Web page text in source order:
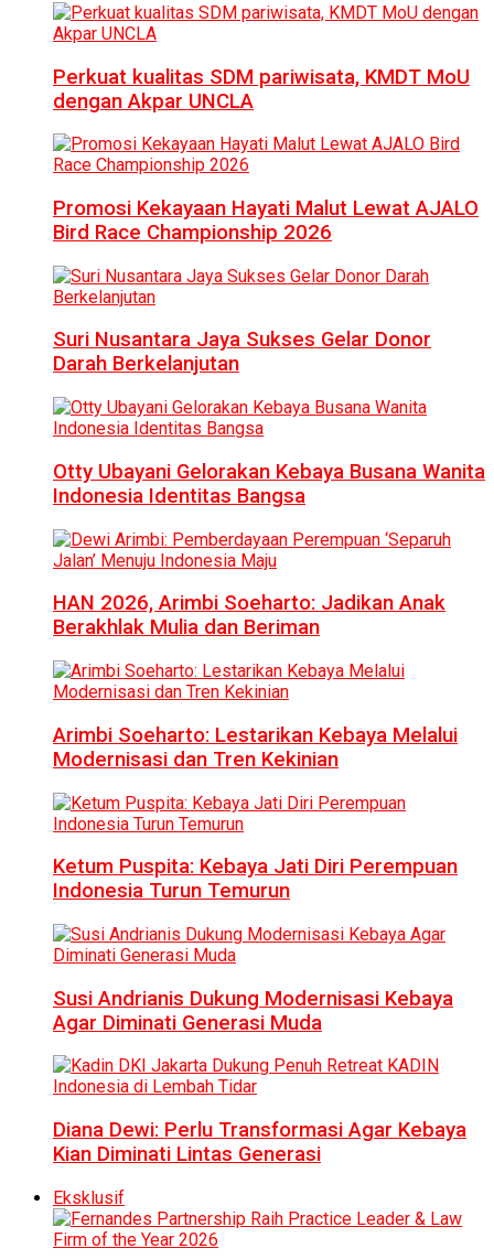
Perkuat kualitas SDM pariwisata, KMDT MoU
dengan Akpar UNCLA
Promosi Kekayaan Hayati Malut Lewat AJALO
Bird Race Championship 2026
Suri Nusantara Jaya Sukses Gelar Donor
Darah Berkelanjutan
Otty Ubayani Gelorakan Kebaya Busana Wanita
Indonesia Identitas Bangsa
HAN 2026, Arimbi Soeharto: Jadikan Anak
Berakhlak Mulia dan Beriman
Arimbi Soeharto: Lestarikan Kebaya Melalui
Modernisasi dan Tren Kekinian
Ketum Puspita: Kebaya Jati Diri Perempuan
Indonesia Turun Temurun
Susi Andrianis Dukung Modernisasi Kebaya
Agar Diminati Generasi Muda
Diana Dewi: Perlu Transformasi Agar Kebaya
Kian Diminati Lintas Generasi
Eksklusif